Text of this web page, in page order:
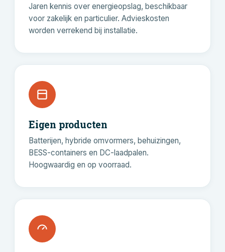
Jaren kennis over energieopslag, beschikbaar
voor zakelijk en particulier. Advieskosten
worden verrekend bij installatie.
Eigen producten
Batterijen, hybride omvormers, behuizingen,
BESS-containers en DC-laadpalen.
Hoogwaardig en op voorraad.